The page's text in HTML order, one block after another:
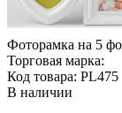
Фоторамка на 5
Торговая марка:
Код товара: PL475
В наличии